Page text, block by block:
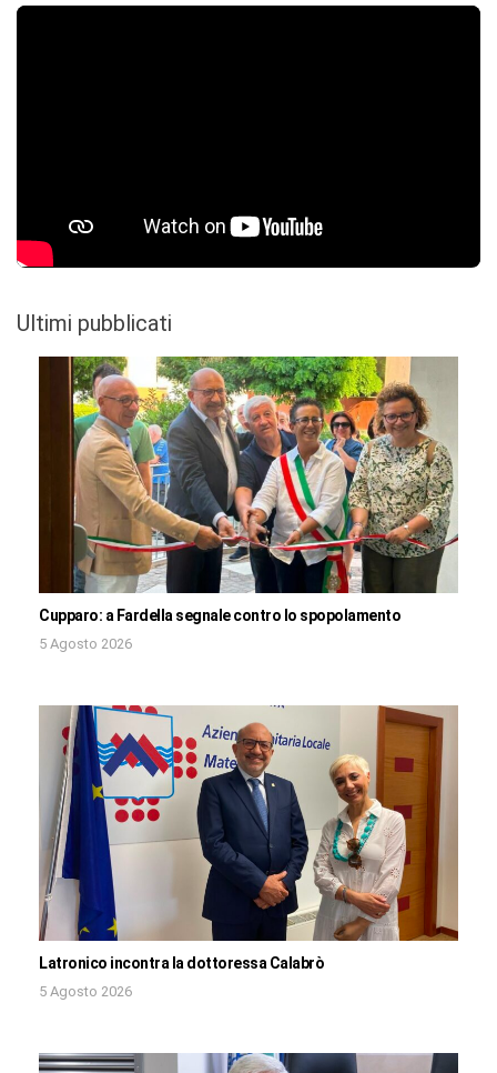
Ultimi pubblicati
Cupparo: a Fardella segnale contro lo spopolamento
5 Agosto 2026
Latronico incontra la dottoressa Calabrò
5 Agosto 2026